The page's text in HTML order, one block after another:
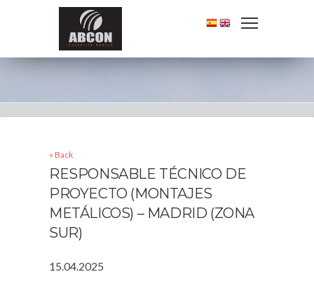
« Back
RESPONSABLE TÉCNICO DE
PROYECTO (MONTAJES
METÁLICOS) – MADRID (ZONA
SUR)
15.04.2025